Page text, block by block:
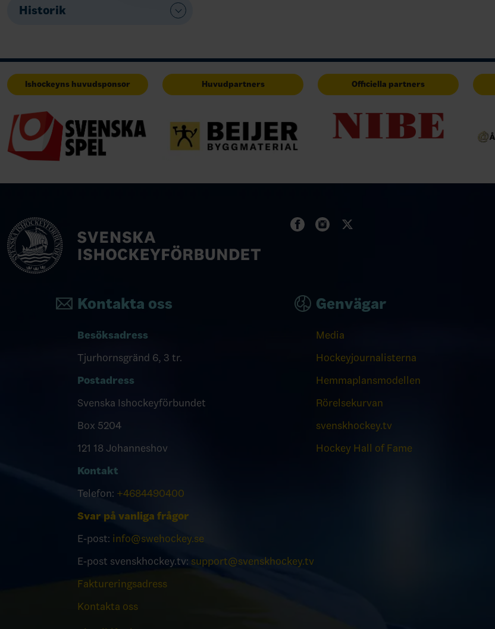
Historik
Ishockeyns huvudsponsor Huvudpartners Officiella partners
Kontakta oss
Besöksadress
Tjurhornsgränd 6, 3 tr.
Postadress
Svenska Ishockeyförbundet
Box 5204
121 18 Johanneshov
Kontakt
Telefon: +4684490400
Svar på vanliga frågor
E-post: info@swehockey.se
E-post svenskhockey.tv: support@svenskhockey.tv
Faktureringsadress
Kontakta oss
Genvägar
Media
Hockeyjournalisterna
Hemmaplansmodellen
Rörelsekurvan
svenskhockey.tv
Hockey Hall of Fame